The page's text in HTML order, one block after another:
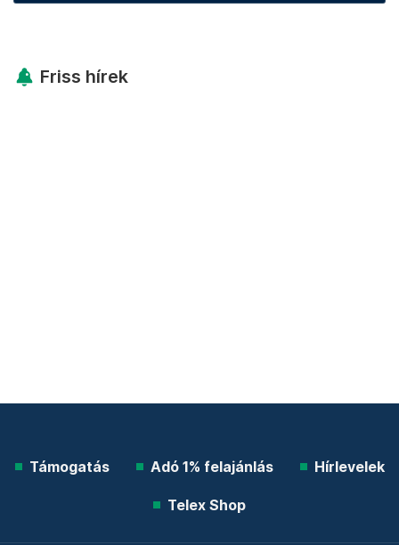
Friss hírek
Támogatás Adó 1% felajánlás Hírlevelek
Telex Shop